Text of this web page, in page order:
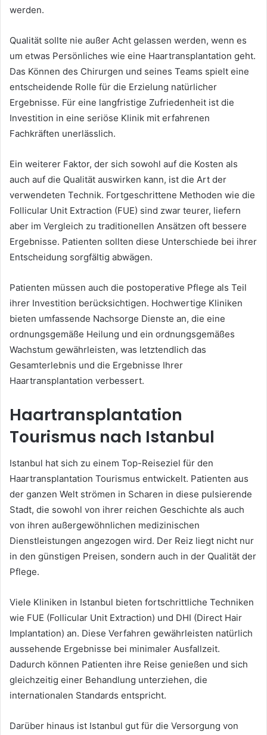
werden.
Qualität sollte nie außer Acht gelassen werden, wenn es
um etwas Persönliches wie eine Haartransplantation geht.
Das Können des Chirurgen und seines Teams spielt eine
entscheidende Rolle für die Erzielung natürlicher
Ergebnisse. Für eine langfristige Zufriedenheit ist die
Investition in eine seriöse Klinik mit erfahrenen
Fachkräften unerlässlich.
Ein weiterer Faktor, der sich sowohl auf die Kosten als
auch auf die Qualität auswirken kann, ist die Art der
verwendeten Technik. Fortgeschrittene Methoden wie die
Follicular Unit Extraction (FUE) sind zwar teurer, liefern
aber im Vergleich zu traditionellen Ansätzen oft bessere
Ergebnisse. Patienten sollten diese Unterschiede bei ihrer
Entscheidung sorgfältig abwägen.
Patienten müssen auch die postoperative Pflege als Teil
ihrer Investition berücksichtigen. Hochwertige Kliniken
bieten umfassende Nachsorge Dienste an, die eine
ordnungsgemäße Heilung und ein ordnungsgemäßes
Wachstum gewährleisten, was letztendlich das
Gesamterlebnis und die Ergebnisse Ihrer
Haartransplantation verbessert.
Haartransplantation
Tourismus nach Istanbul
Istanbul hat sich zu einem Top-Reiseziel für den
Haartransplantation Tourismus entwickelt. Patienten aus
der ganzen Welt strömen in Scharen in diese pulsierende
Stadt, die sowohl von ihrer reichen Geschichte als auch
von ihren außergewöhnlichen medizinischen
Dienstleistungen angezogen wird. Der Reiz liegt nicht nur
in den günstigen Preisen, sondern auch in der Qualität der
Pflege.
Viele Kliniken in Istanbul bieten fortschrittliche Techniken
wie FUE (Follicular Unit Extraction) und DHI (Direct Hair
Implantation) an. Diese Verfahren gewährleisten natürlich
aussehende Ergebnisse bei minimaler Ausfallzeit.
Dadurch können Patienten ihre Reise genießen und sich
gleichzeitig einer Behandlung unterziehen, die
internationalen Standards entspricht.
Darüber hinaus ist Istanbul gut für die Versorgung von